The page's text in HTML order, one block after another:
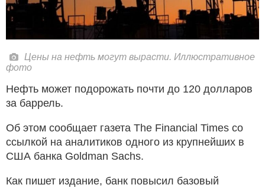
Цены на нефть могут вырасти. Иллюстративное
фото
Нефть может подорожать почти до 120 долларов
за баррель.
Об этом сообщает газета The Financial Times со
ссылкой на аналитиков одного из крупнейших в
США банка Goldman Sachs.
Как пишет издание, банк повысил базовый